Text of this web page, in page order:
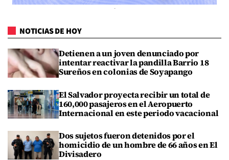
NOTICIAS DE HOY
Detienen a un joven denunciado por
intentar reactivar la pandilla Barrio 18
Sureños en colonias de Soyapango
El Salvador proyecta recibir un total de
160,000 pasajeros en el Aeropuerto
Internacional en este periodo vacacional
Dos sujetos fueron detenidos por el
homicidio de un hombre de 66 años en El
Divisadero